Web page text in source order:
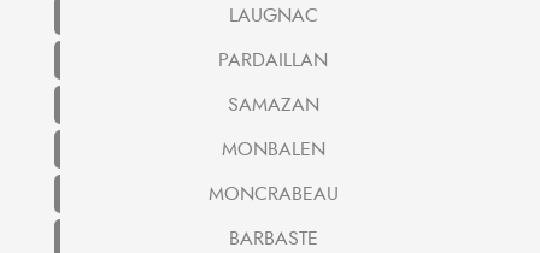
LAUGNAC
PARDAILLAN
SAMAZAN
MONBALEN
MONCRABEAU
BARBASTE